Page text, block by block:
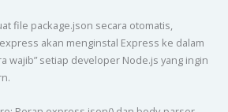
file package.json secara otomatis,
akan menginstal Express ke dalam
wajib” setiap developer Node.js yang ingin